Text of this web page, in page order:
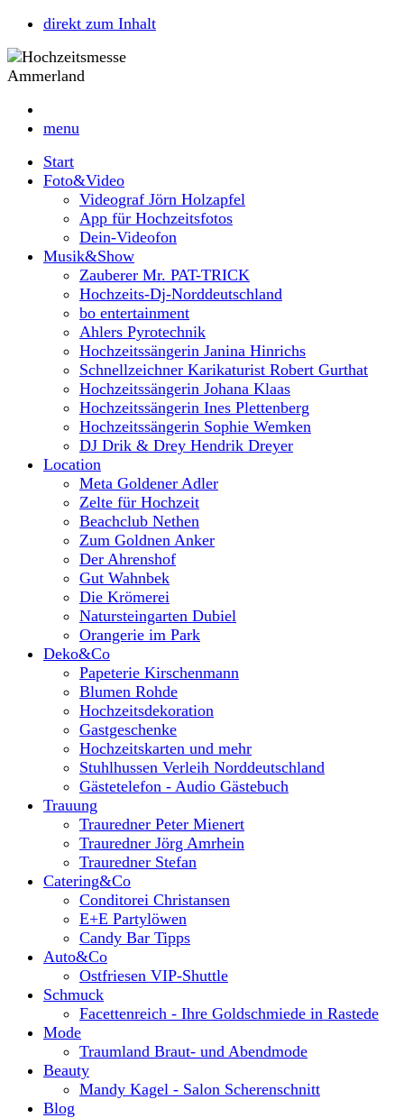
direkt zum Inhalt
menu
Start
Foto&Video
Videograf Jörn Holzapfel
App für Hochzeitsfotos
Dein-Videofon
Musik&Show
Zauberer Mr. PAT-TRICK
Hochzeits-Dj-Norddeutschland
bo entertainment
Ahlers Pyrotechnik
Hochzeitssängerin Janina Hinrichs
Schnellzeichner Karikaturist Robert Gurthat
Hochzeitssängerin Johana Klaas
Hochzeitssängerin Ines Plettenberg
Hochzeitssängerin Sophie Wemken
DJ Drik & Drey Hendrik Dreyer
Location
Meta Goldener Adler
Zelte für Hochzeit
Beachclub Nethen
Zum Goldnen Anker
Der Ahrenshof
Gut Wahnbek
Die Krömerei
Natursteingarten Dubiel
Orangerie im Park
Deko&Co
Papeterie Kirschenmann
Blumen Rohde
Hochzeitsdekoration
Gastgeschenke
Hochzeitskarten und mehr
Stuhlhussen Verleih Norddeutschland
Gästetelefon - Audio Gästebuch
Trauung
Trauredner Peter Mienert
Trauredner Jörg Amrhein
Trauredner Stefan
Catering&Co
Conditorei Christansen
E+E Partylöwen
Candy Bar Tipps
Auto&Co
Ostfriesen VIP-Shuttle
Schmuck
Facettenreich - Ihre Goldschmiede in Rastede
Mode
Traumland Braut- und Abendmode
Beauty
Mandy Kagel - Salon Scherenschnitt
Blog